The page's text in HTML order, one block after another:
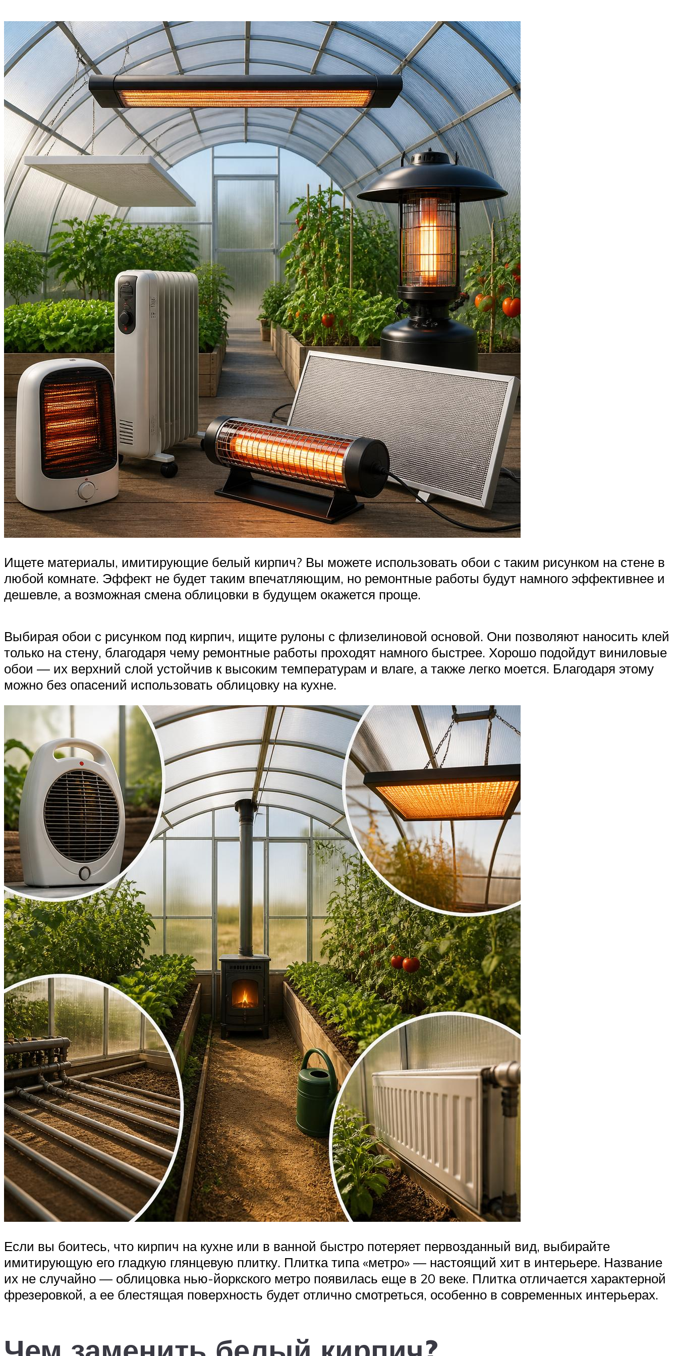
Ищете материалы, имитирующие белый кирпич? Вы можете использовать обои с таким рисунком на стене в
любой комнате. Эффект не будет таким впечатляющим, но ремонтные работы будут намного эффективнее и
дешевле, а возможная смена облицовки в будущем окажется проще.
Выбирая обои с рисунком под кирпич, ищите рулоны с флизелиновой основой. Они позволяют наносить клей
только на стену, благодаря чему ремонтные работы проходят намного быстрее. Хорошо подойдут виниловые
обои — их верхний слой устойчив к высоким температурам и влаге, а также легко моется. Благодаря этому
можно без опасений использовать облицовку на кухне.
Если вы боитесь, что кирпич на кухне или в ванной быстро потеряет первозданный вид, выбирайте
имитирующую его гладкую глянцевую плитку. Плитка типа «метро» — настоящий хит в интерьере. Название
их не случайно — облицовка нью-йоркского метро появилась еще в 20 веке. Плитка отличается характерной
фрезеровкой, а ее блестящая поверхность будет отлично смотреться, особенно в современных интерьерах.